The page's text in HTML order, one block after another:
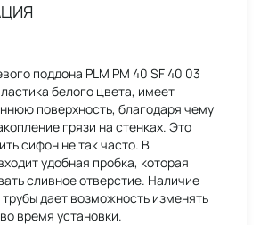
поддона PLM PM 40 SF 40 03
белого цвета, имеет
поверхность, благодаря чему
грязи на стенках. Это
сифон не так часто. В
удобная пробка, которая
сливное отверстие. Наличие
дает возможность изменять
время установки.